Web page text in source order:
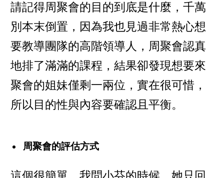
請記得周聚會的目的到底是什麼，千萬
別本末倒置，因為我也見過非常熱心想
要教導團隊的高階領導人，周聚會認真
地排了滿滿的課程，結果卻發現想要來
聚會的姐妹僅剩一兩位，實在很可惜，
所以目的性與內容要確認且平衡。
周聚會的評估方式